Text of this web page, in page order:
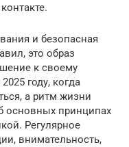
и безопасная
это образ
к своему
году, когда
а ритм жизни
основных принципах
Регулярное
внимательность,